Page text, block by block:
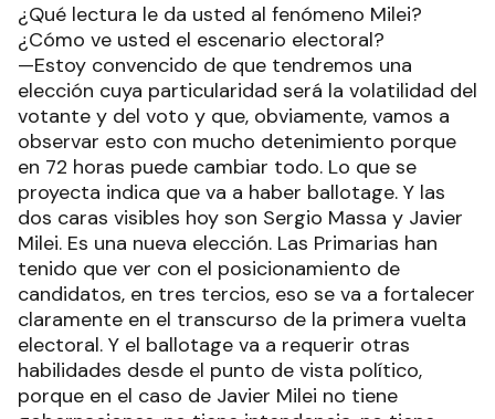
¿Qué lectura le da usted al fenómeno Milei?
¿Cómo ve usted el escenario electoral?
—Estoy convencido de que tendremos una
elección cuya particularidad será la volatilidad del
votante y del voto y que, obviamente, vamos a
observar esto con mucho detenimiento porque
en 72 horas puede cambiar todo. Lo que se
proyecta indica que va a haber ballotage. Y las
dos caras visibles hoy son Sergio Massa y Javier
Milei. Es una nueva elección. Las Primarias han
tenido que ver con el posicionamiento de
candidatos, en tres tercios, eso se va a fortalecer
claramente en el transcurso de la primera vuelta
electoral. Y el ballotage va a requerir otras
habilidades desde el punto de vista político,
porque en el caso de Javier Milei no tiene